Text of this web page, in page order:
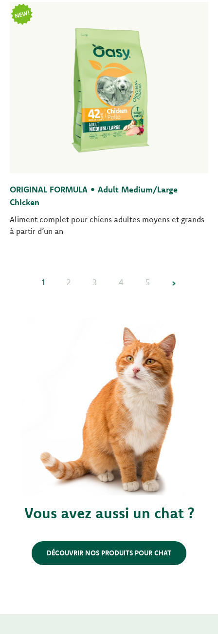
ORIGINAL FORMULA • Adult Medium/Large
Chicken
Aliment complet pour chiens adultes moyens et grands
à partir d’un an
1 2 3 4 5
Vous avez aussi un chat ?
DÉCOUVRIR NOS PRODUITS POUR CHAT